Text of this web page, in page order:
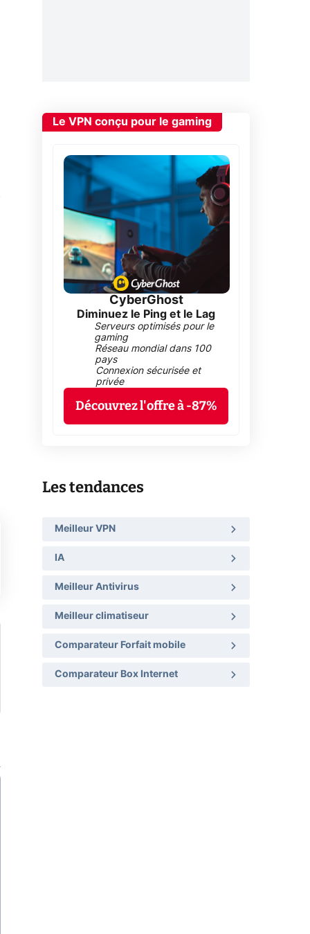
Le VPN conçu pour le gaming
CyberGhost
Diminuez le Ping et le Lag
Serveurs optimisés pour le
gaming
Réseau mondial dans 100
pays
Connexion sécurisée et
privée
Découvrez l'offre à -87%
Les tendances
Meilleur VPN
IA
Meilleur Antivirus
Meilleur climatiseur
Comparateur Forfait mobile
Comparateur Box Internet